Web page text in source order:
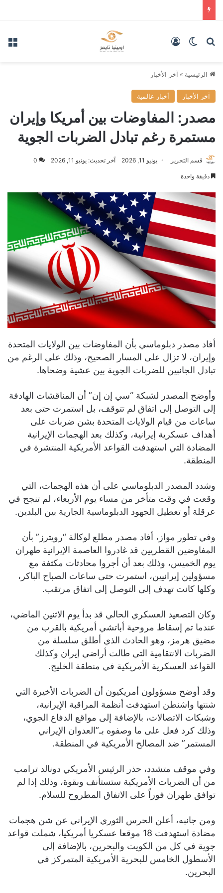
بحث عنالوضع المظلم
الرئيسية » آخر الأخبار
آخر الأخبار أخبار عالمية
مصدر: المفاوضات بين أمريكا وإيران
مستمرة رغم تبادل الضربات الجوية
قسم التحرير يونيو 11, 2026 آخر تحديث: يونيو 11, 2026 0
دقيقة واحدة
أفاد مصدر دبلوماسي بأن المفاوضات بين الولايات المتحدة
وإيران، لا تزال على المسار الصحيح، وذلك على الرغم من
تبادل الجانبين للضربات الجوية بين عشية وضحاها.
وأوضح المصدر لشبكة “سي إن إن” أن المناقشات الهادفة
إلى التوصل إلى اتفاق لم تتوقف، بل استمرت حتى بعد
ساعات من قيام الولايات المتحدة بشن ضربات على
أهداف عسكرية إيرانية، وكذلك بعد الهجمات الإيرانية
المضادة التي استهدفت القواعد الأمريكية المنتشرة في
المنطقة.
وشدد المصدر الدبلوماسي على أن هذه الهجمات، التي
وقعت في وقت متأخر من مساء يوم الأربعاء، لم تنجح في
عرقلة أو تعطيل الجهود الدبلوماسية الجارية بين البلدين.
وفي تطور مواز، أفاد مصدر مطلع لوكالة “رويترز” بأن
المفاوضين القطريين قد غادروا العاصمة الإيرانية طهران
يوم الخميس، وذلك بعد أن أجروا محادثات مكثفة مع
مسؤولين إيرانيين، استمرت حتى ساعات الصباح الباكر،
وكلها كانت تهدف إلى التوصل إلى اتفاق مرتقب.
وكان التصعيد العسكري الحالي قد بدأ يوم الاثنين الماضي،
عندما تم إسقاط مروحية أباتشي أمريكية بالقرب من
مضيق هرمز، وهو الحادث الذي أطلق سلسلة من
الضربات الانتقامية التي طالت أراضي إيران وكذلك
القواعد العسكرية الأمريكية في منطقة الخليج.
وقد أوضح مسؤولون أمريكيون أن الضربات الأخيرة التي
شنتها واشنطن استهدفت أنظمة المراقبة الإيرانية،
وشبكات الاتصالات، بالإضافة إلى مواقع الدفاع الجوي،
وذلك كرد فعل على ما وصفوه بـ”العدوان الإيراني
المستمر” ضد المصالح الأمريكية في المنطقة.
وفي موقف متشدد، حذر الرئيس الأمريكي دونالد ترامب
من أن الضربات الأمريكية ستستأنف وبقوة، وذلك إذا لم
توافق طهران فوراً على الاتفاق المطروح للسلام.
ومن جانبه، أعلن الحرس الثوري الإيراني عن شن هجمات
مضادة استهدفت 18 موقعا عسكريا أمريكيا، شملت قواعد
جوية في كل من الكويت والبحرين، بالإضافة إلى
الأسطول الخامس للبحرية الأمريكية المتمركز في
البحرين.